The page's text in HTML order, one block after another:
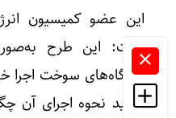
این عضو کمیسیون
گفت: این طرح
جایگاه‌های سوخت اجرا
و دید نحوه اجرای آن